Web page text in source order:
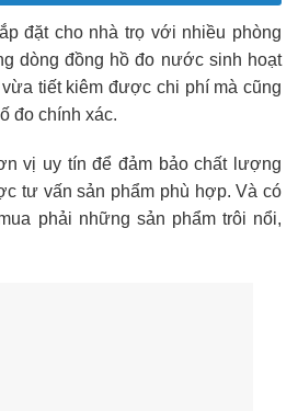
đặt cho nhà trọ với nhiều phòng
dòng đồng hồ đo nước sinh hoạt
tiết kiêm được chi phí mà cũng
đo chính xác.
vị uy tín để đảm bảo chất lượng
tư vấn sản phẩm phù hợp. Và có
phải những sản phẩm trôi nổi,